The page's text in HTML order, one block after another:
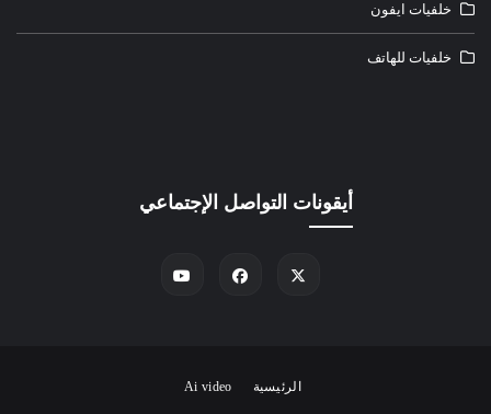
خلفيات ايفون
خلفيات للهاتف
أيقونات التواصل الإجتماعي
الرئيسية Ai video